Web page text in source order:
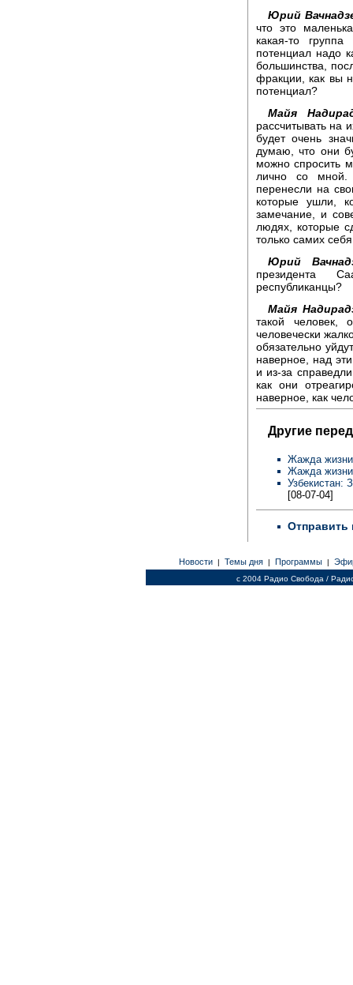
Юрий
что это
какая-то
потенциал надо
большинства,
фракции, как вы
потенциал?
Майя
рассчитывать на
будет очень
думаю, что они
можно спросить
лично со
перенесли на
которые ушли,
замечание, и
людях, которые
только самих
Юрий
президента
республиканцы?
Майя
такой
человечески
обязательно
наверное, над
и из-за
как они
наверное, как
Другие
Жажда жизни
Жажда жизни
Узбекистан:
[08-07-04]
Отправить
Новости | Темы дня | Программы |
c 2004 Радио Свобода /